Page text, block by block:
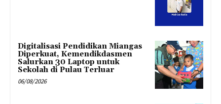
Digitalisasi Pendidikan Miangas
Diperkuat, Kemendikdasmen
Salurkan 30 Laptop untuk
Sekolah di Pulau Terluar
06/08/2026